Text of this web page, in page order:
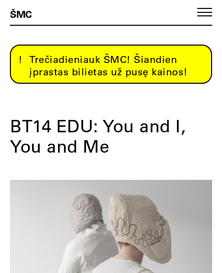
ŠMC
Trečiadieniauk ŠMC! Šiandien
įprastas bilietas už pusę kainos!
BT14 EDU: You and I,
You and Me